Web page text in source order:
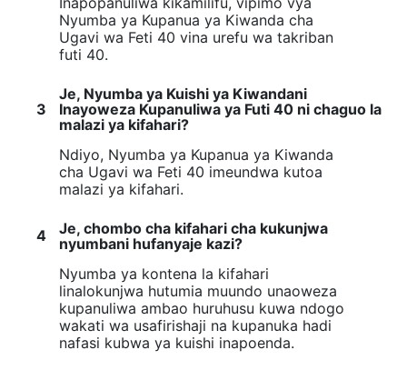
Nyumba ya Kupanua ya Kiwanda cha
Ugavi wa Feti 40 vina urefu wa takriban
futi 40.
3
Je, Nyumba ya Kuishi ya Kiwandani
Inayoweza Kupanuliwa ya Futi 40 ni chaguo la
malazi ya kifahari?
Ndiyo, Nyumba ya Kupanua ya Kiwanda
cha Ugavi wa Feti 40 imeundwa kutoa
malazi ya kifahari.
4
Je, chombo cha kifahari cha kukunjwa
nyumbani hufanyaje kazi?
Nyumba ya kontena la kifahari
linalokunjwa hutumia muundo unaoweza
kupanuliwa ambao huruhusu kuwa ndogo
wakati wa usafirishaji na kupanuka hadi
nafasi kubwa ya kuishi inapoenda.